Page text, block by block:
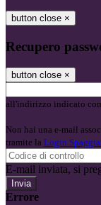
button close ×
Recupero
button close ×
all'indirizzo indicato
Non hai una e-mail
tramite la Login
E-mail inviata, si
Errore